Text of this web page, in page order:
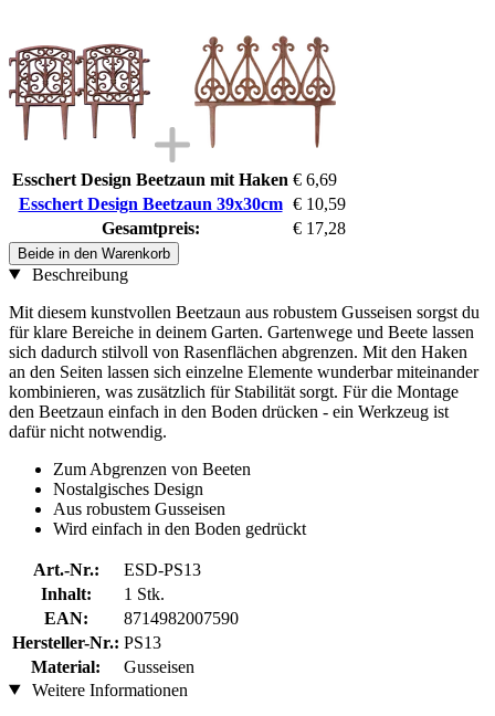
Esschert Design Beetzaun mit Haken € 6,69
Esschert Design Beetzaun 39x30cm € 10,59
Gesamtpreis:
€ 17,28
Beide in den Warenkorb
Beschreibung
Mit diesem kunstvollen Beetzaun aus robustem Gusseisen sorgst du
für klare Bereiche in deinem Garten. Gartenwege und Beete lassen
sich dadurch stilvoll von Rasenflächen abgrenzen. Mit den Haken
an den Seiten lassen sich einzelne Elemente wunderbar miteinander
kombinieren, was zusätzlich für Stabilität sorgt. Für die Montage
den Beetzaun einfach in den Boden drücken - ein Werkzeug ist
dafür nicht notwendig.
Zum Abgrenzen von Beeten
Nostalgisches Design
Aus robustem Gusseisen
Wird einfach in den Boden gedrückt
Art.-Nr.:
ESD-PS13
Inhalt:
1 Stk.
EAN:
8714982007590
Hersteller-Nr.: PS13
Material:
Gusseisen
Weitere Informationen